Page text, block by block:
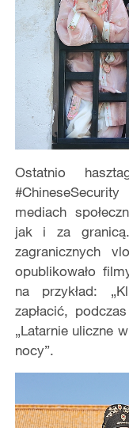
Ostatnio
mediach
jak i za
zagranicznych
opublikowało
na przykład:
zapłacić,
„Latarnie uliczne
nocy”.